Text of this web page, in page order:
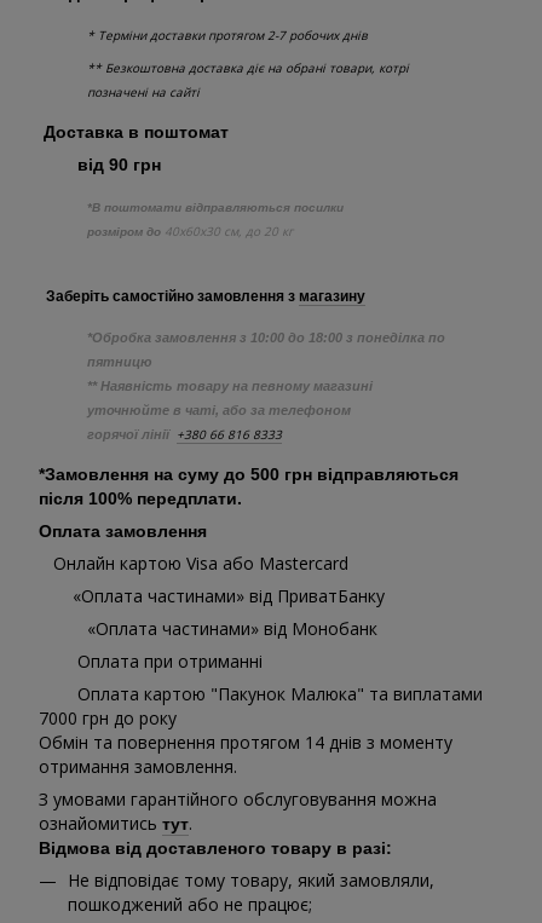
* Терміни доставки протягом 2-7 робочих днів
** Безкоштовна доставка діє на обрані товари, котрі
позначені на сайті
Доставка в поштомат
від 90 грн
*В поштомати відправляються посилки
розміром до 40х60х30 см, до 20 кг
Заберіть самостійно замовлення з магазину
*Обробка замовлення з 10:00 до 18:00 з понеділка по
пятницю
** Наявність товару на певному магазині
уточнюйте в чаті, або за телефоном
горячої лінії +380 66 816 8333
*Замовлення на суму до 500 грн відправляються
після 100% передплати.
Оплата замовлення
Онлайн картою Visa або Mastercard
«Оплата частинами» від ПриватБанку
«Оплата частинами» від Монобанк
Оплата при отриманні
Оплата картою "Пакунок Малюка" та виплатами
7000 грн до року
Обмін та повернення протягом 14 днів з моменту
отримання замовлення.
З умовами гарантійного обслуговування можна
ознайомитись тут.
Відмова від доставленого товару в разі:
Не відповідає тому товару, який замовляли,
пошкоджений або не працює;